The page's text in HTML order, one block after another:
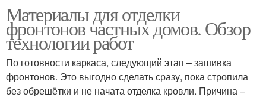
Материалы для отделки
фронтонов частных домов. Обзор
технологии работ
По готовности каркаса, следующий этап – зашивка
фронтонов. Это выгодно сделать сразу, пока стропила
без обрешётки и не начата отделка кровли. Причина –